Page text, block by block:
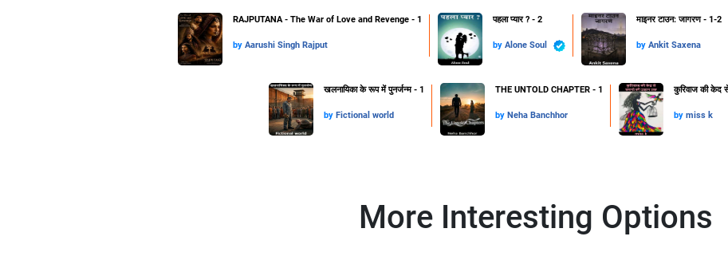
RAJPUTANA - The War of Love and Revenge - 1
by Aarushi Singh Rajput
पहला प्यार ? - 2
by Alone Soul
माइनर टाउन: जागरण - 1-2
by Ankit Saxena
खलनायिका के रूप में पुनर्जन्म - 1
by Fictional world
THE UNTOLD CHAPTER - 1
by Neha Banchhor
कुरिवाज की केद
by miss k
More Interesting Options